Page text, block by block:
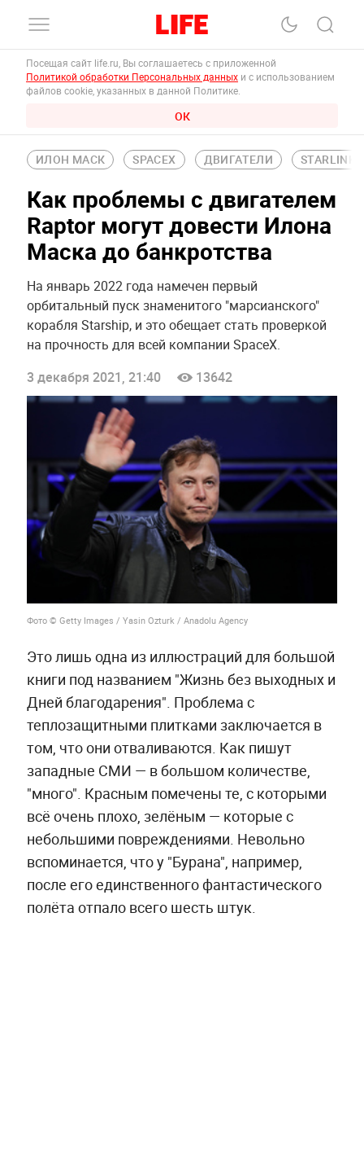
Посещая сайт life.ru, Вы соглашаетесь с приложенной
Политикой обработки Персональных данных и с использованием
файлов cookie, указанных в данной Политике.
ОК
ИЛОН МАСК SPACEX ДВИГАТЕЛИ STARLINK
Как проблемы с двигателем
Raptor могут довести Илона
Маска до банкротства
На январь 2022 года намечен первый
орбитальный пуск знаменитого "марсианского"
корабля Starship, и это обещает стать проверкой
на прочность для всей компании SpaceX.
3 декабря 2021, 21:40
13642
Фото © Getty Images / Yasin Ozturk / Anadolu Agency
Это лишь одна из иллюстраций для большой
книги под названием "Жизнь без выходных и
Дней благодарения". Проблема с
теплозащитными плитками заключается в
том, что они отваливаются. Как пишут
западные СМИ — в большом количестве,
"много". Красным помечены те, с которыми
всё очень плохо, зелёным — которые с
небольшими повреждениями. Невольно
вспоминается, что у "Бурана", например,
после его единственного фантастического
полёта отпало всего шесть штук.